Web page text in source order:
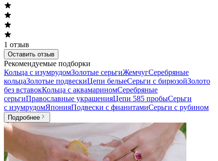
1 отзыв
Оставить отзыв
Рекомендуемые подборки
Кольца с изумрудомЗолотые серьгиЖемчугСеребряные
кольцаЗолотые подвескиЦепи белыеСерьги с бирюзойЗолото
без вставокКольца с аквамариномСеребряные
серьгиПравославные украшенияЦепи 585 пробыСерьги
с изумрудомЯпонияПодвески с фианитамиСерьги с рубином
Подробнее